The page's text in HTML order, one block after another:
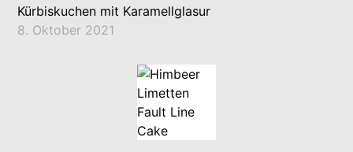
Kürbiskuchen mit Karamellglasur
8. Oktober 2021